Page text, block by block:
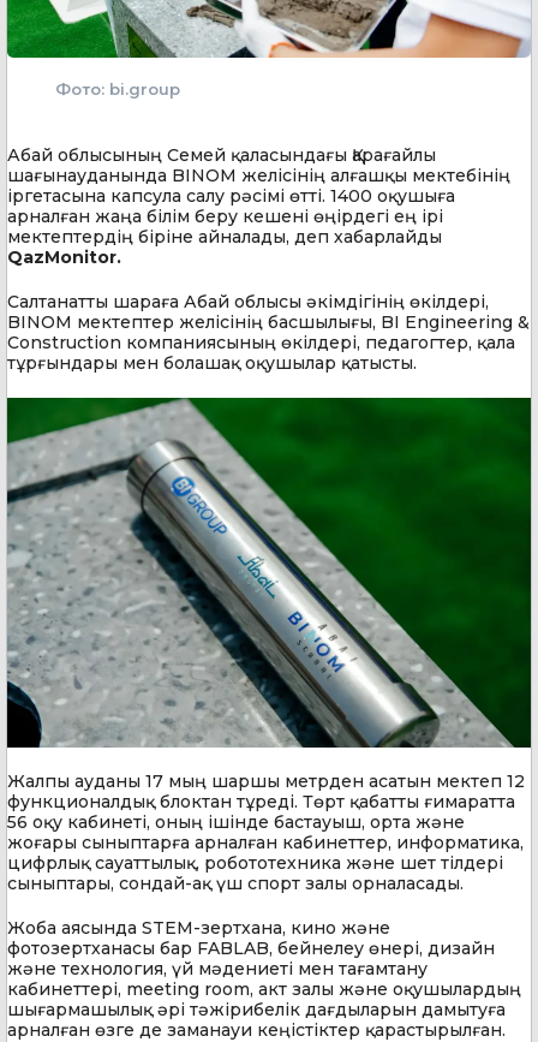
Фото: bi.group
Абай облысының Семей қаласындағы Қарағайлы
шағынауданында BINOM желісінің алғашқы мектебінің
іргетасына капсула салу рәсімі өтті. 1400 оқушыға
арналған жаңа білім беру кешені өңірдегі ең ірі
мектептердің біріне айналады, деп хабарлайды
QazMonitor.
Салтанатты шараға Абай облысы әкімдігінің өкілдері,
BINOM мектептер желісінің басшылығы, BI Engineering &
Construction компаниясының өкілдері, педагогтер, қала
тұрғындары мен болашақ оқушылар қатысты.
Жалпы ауданы 17 мың шаршы метрден асатын мектеп 12
функционалдық блоктан тұреді. Төрт қабатты ғимаратта
56 оқу кабинеті, оның ішінде бастауыш, орта және
жоғары сыныптарға арналған кабинеттер, информатика,
цифрлық сауаттылық, робототехника және шет тілдері
сыныптары, сондай-ақ үш спорт залы орналасады.
Жоба аясында STEM-зертхана, кино және
фотозертханасы бар FABLAB, бейнелеу өнері, дизайн
және технология, үй мәдениеті мен тағамтану
кабинеттері, meeting room, акт залы және оқушылардың
шығармашылық әрі тәжірибелік дағдыларын дамытуға
арналған өзге де заманауи кеңістіктер қарастырылған.